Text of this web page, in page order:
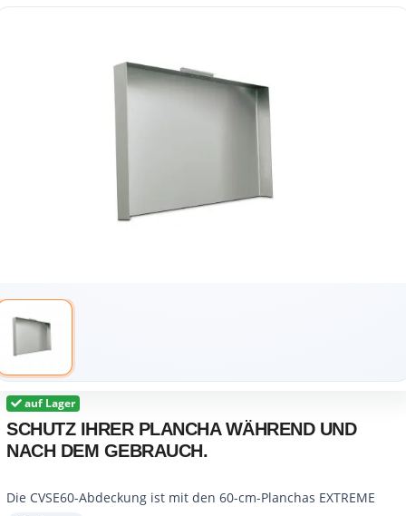
auf Lager
SCHUTZ IHRER PLANCHA WÄHREND UND
NACH DEM GEBRAUCH.
Die CVSE60-Abdeckung ist mit den 60-cm-Planchas EXTREME